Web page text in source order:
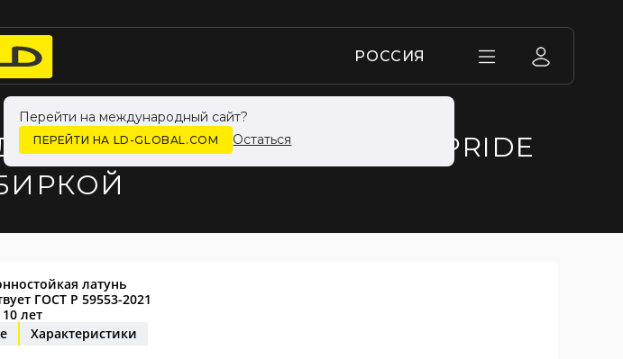
РОССИЯ
Перейти на международный сайт?
ПЕРЕЙТИ НА LD-GLOBAL.COM Остаться
LD PRIDE ДЛЯ ЖИДКОСТИ
ТЕМПЕРАТУРЫ LD PRIDE
латунь
ГОСТ Р 59553-2021
лет
Характеристики